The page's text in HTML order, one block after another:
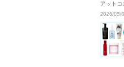
アットコ
2026/05/